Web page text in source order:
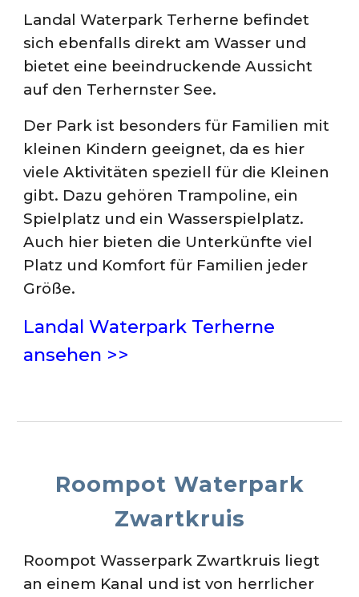
Landal Waterpark Terherne befindet
sich ebenfalls direkt am Wasser und
bietet eine beeindruckende Aussicht
auf den Terhernster See.
Der Park ist besonders für Familien mit
kleinen Kindern geeignet, da es hier
viele Aktivitäten speziell für die Kleinen
gibt. Dazu gehören Trampoline, ein
Spielplatz und ein Wasserspielplatz.
Auch hier bieten die Unterkünfte viel
Platz und Komfort für Familien jeder
Größe.
Landal Waterpark Terherne
ansehen >>
Roompot Waterpark
Zwartkruis
Roompot Wasserpark Zwartkruis liegt
an einem Kanal und ist von herrlicher